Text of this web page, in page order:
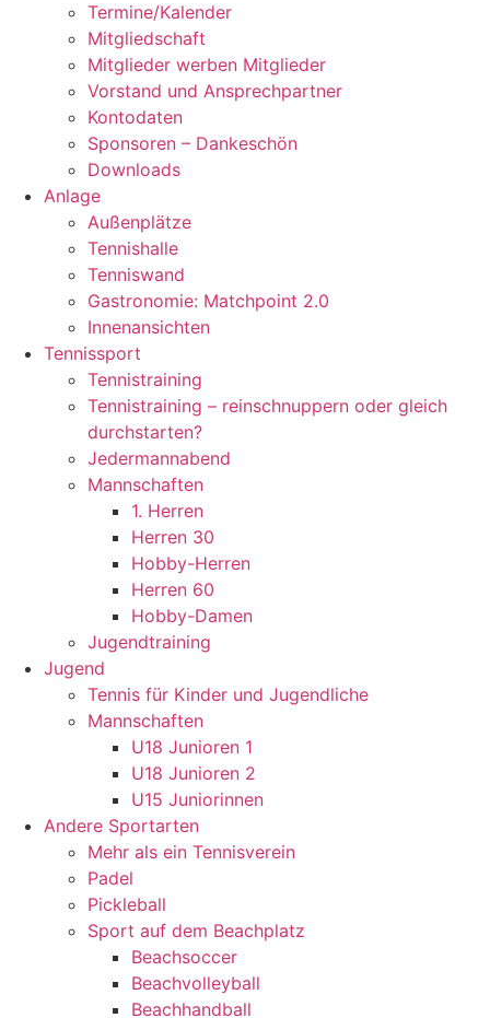
Termine/Kalender
Mitgliedschaft
Mitglieder werben Mitglieder
Vorstand und Ansprechpartner
Kontodaten
Sponsoren – Dankeschön
Downloads
Anlage
Außenplätze
Tennishalle
Tenniswand
Gastronomie: Matchpoint 2.0
Innenansichten
Tennissport
Tennistraining
Tennistraining – reinschnuppern oder gleich
durchstarten?
Jedermannabend
Mannschaften
1. Herren
Herren 30
Hobby-Herren
Herren 60
Hobby-Damen
Jugendtraining
Jugend
Tennis für Kinder und Jugendliche
Mannschaften
U18 Junioren 1
U18 Junioren 2
U15 Juniorinnen
Andere Sportarten
Mehr als ein Tennisverein
Padel
Pickleball
Sport auf dem Beachplatz
Beachsoccer
Beachvolleyball
Beachhandball